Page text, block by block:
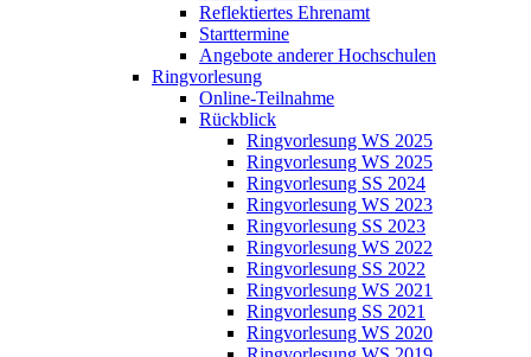
Reflektiertes Ehrenamt
Starttermine
Angebote anderer Hochschulen
Ringvorlesung
Online-Teilnahme
Rückblick
Ringvorlesung WS 2025
Ringvorlesung WS 2025
Ringvorlesung SS 2024
Ringvorlesung WS 2023
Ringvorlesung SS 2023
Ringvorlesung WS 2022
Ringvorlesung SS 2022
Ringvorlesung WS 2021
Ringvorlesung SS 2021
Ringvorlesung WS 2020